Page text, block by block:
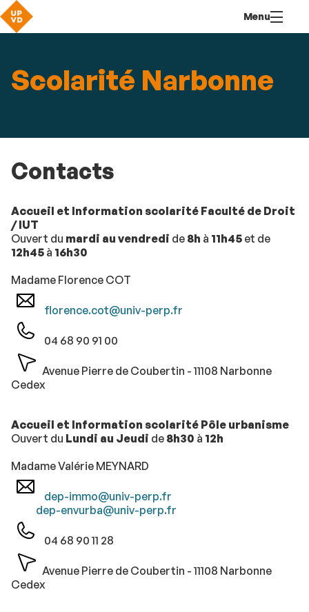
contenu
Menu
Scolarité Narbonne
Contacts
Accueil et Information scolarité Faculté de Droit
/ IUT
Ouvert du mardi au vendredi de 8h à 11h45 et de
12h45 à 16h30
Madame Florence COT
florence.cot@univ-perp.fr
04 68 90 91 00
Avenue Pierre de Coubertin - 11108 Narbonne
Cedex
Accueil et Information scolarité Pôle urbanisme
Ouvert du Lundi au Jeudi de 8h30 à 12h
Madame Valérie MEYNARD
dep-immo@univ-perp.fr
dep-envurba@univ-perp.fr
04 68 90 11 28
Avenue Pierre de Coubertin - 11108 Narbonne
Cedex